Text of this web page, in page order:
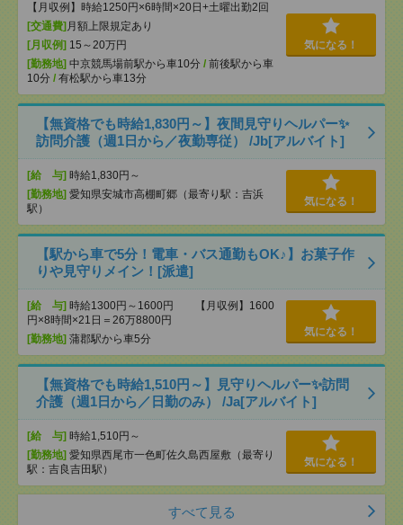
【月収例】時給1250円×6時間×20日+土曜出勤2回
[交通費] 月額上限規定あり
[月収例] 15～20万円
[勤務地] 中京競馬場前駅から車10分 / 前後駅から車
10分 / 有松駅から車13分
気になる！
【無資格でも時給1,830円～】夜間見守りヘルパー✨
訪問介護（週1日から／夜勤専従） /Jb[アルバイト]
[給 与] 時給1,830円～
[勤務地] 愛知県安城市高棚町郷（最寄り駅：吉浜
駅）
気になる！
【駅から車で5分！電車・バス通勤もOK♪】お菓子作
りや見守りメイン！[派遣]
[給 与] 時給1300円～1600円 【月収例】1600
円×8時間×21日＝26万8800円
[勤務地] 蒲郡駅から車5分
気になる！
【無資格でも時給1,510円～】見守りヘルパー✨訪問
介護（週1日から／日勤のみ） /Ja[アルバイト]
[給 与] 時給1,510円～
[勤務地] 愛知県西尾市一色町佐久島西屋敷（最寄り
駅：吉良吉田駅）
気になる！
すべて見る